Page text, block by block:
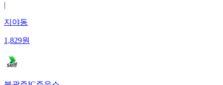
|
지야동
1,829원